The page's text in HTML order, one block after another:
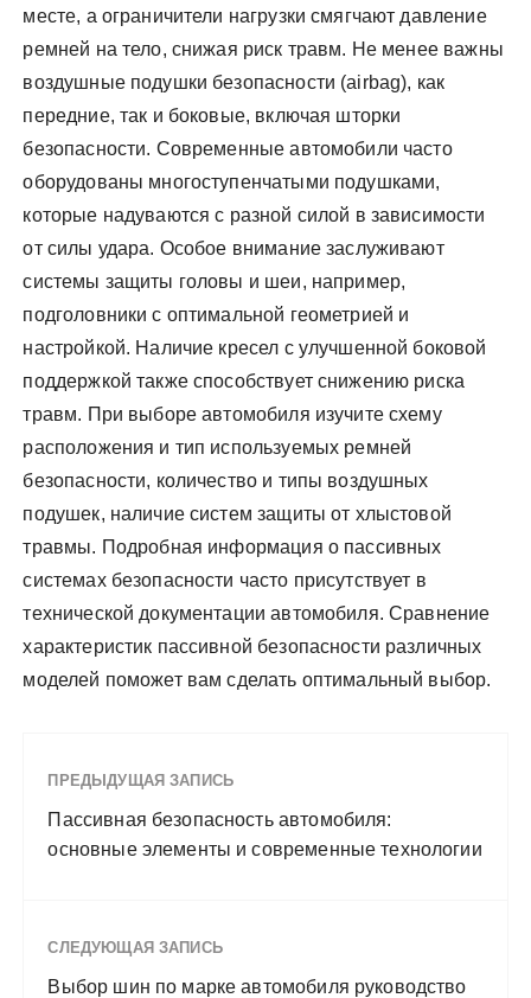
месте, а ограничители нагрузки смягчают давление
ремней на тело, снижая риск травм. Не менее важны
воздушные подушки безопасности (airbag), как
передние, так и боковые, включая шторки
безопасности. Современные автомобили часто
оборудованы многоступенчатыми подушками,
которые надуваются с разной силой в зависимости
от силы удара. Особое внимание заслуживают
системы защиты головы и шеи, например,
подголовники с оптимальной геометрией и
настройкой. Наличие кресел с улучшенной боковой
поддержкой также способствует снижению риска
травм. При выборе автомобиля изучите схему
расположения и тип используемых ремней
безопасности, количество и типы воздушных
подушек, наличие систем защиты от хлыстовой
травмы. Подробная информация о пассивных
системах безопасности часто присутствует в
технической документации автомобиля. Сравнение
характеристик пассивной безопасности различных
моделей поможет вам сделать оптимальный выбор.
ПРЕДЫДУЩАЯ ЗАПИСЬ
Пассивная безопасность автомобиля:
основные элементы и современные технологии
СЛЕДУЮЩАЯ ЗАПИСЬ
Выбор шин по марке автомобиля руководство